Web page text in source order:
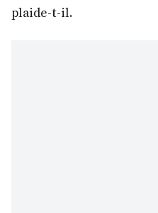
plaide-t-il.